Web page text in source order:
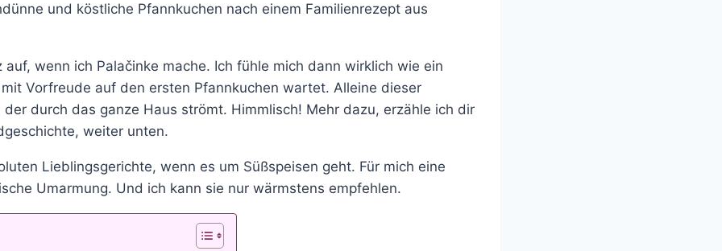
und köstliche Pfannkuchen nach einem Familienrezept aus
auf, wenn ich Palačinke mache. Ich fühle mich dann wirklich wie ein
Vorfreude auf den ersten Pfannkuchen wartet. Alleine dieser
durch das ganze Haus strömt. Himmlisch! Mehr dazu, erzähle ich dir
weiter unten.
Lieblingsgerichte, wenn es um Süßspeisen geht. Für mich eine
Umarmung. Und ich kann sie nur wärmstens empfehlen.